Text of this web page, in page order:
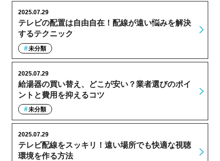
テレビの配置は自由自在！配線が遠い悩みを解決
するテクニック
2025.07.29
未分類
給湯器の買い替え、どこが安い？業者選びのポイ
ントと費用を抑えるコツ
2025.07.29
未分類
テレビ配線をスッキリ！遠い場所でも快適な視聴
環境を作る方法
2025.07.29